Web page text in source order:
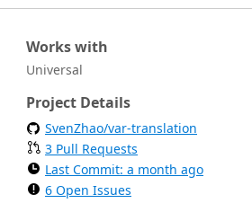
Works with
Universal
Project Details
SvenZhao/var-translation
3 Pull Requests
Last Commit: a month ago
6 Open Issues